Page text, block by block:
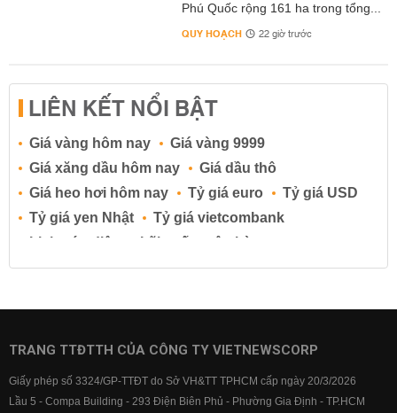
Phú Quốc rộng 161 ha trong tổng...
QUY HOẠCH 22 giờ trước
LIÊN KẾT NỔI BẬT
Giá vàng hôm nay
Giá vàng 9999
Giá xăng dầu hôm nay
Giá dầu thô
Giá heo hơi hôm nay
Tỷ giá euro
Tỷ giá USD
Tỷ giá yen Nhật
Tỷ giá vietcombank
Lịch cúp điện
Lãi suất ngân hàng
Lãi suất tiết kiệm
Lãi suất tiền gửi
Lãi suất ngân hàng BIDV
Lãi suất ngân hàng Vietcombank
TRANG TTĐTTH CỦA CÔNG TY VIETNEWSCORP
Giấy phép số 3324/GP-TTĐT do Sở VH&TT TPHCM cấp ngày 20/3/2026
Lầu 5 - Compa Building - 293 Điện Biên Phủ - Phường Gia Định - TP.HCM